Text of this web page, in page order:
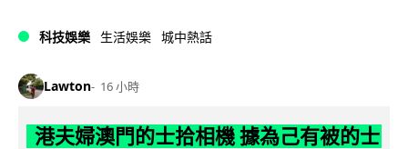
科技娛樂 生活娛樂 城中熱話
Lawton 16 小時
港夫婦澳門的士拾相機 據為己有被的士